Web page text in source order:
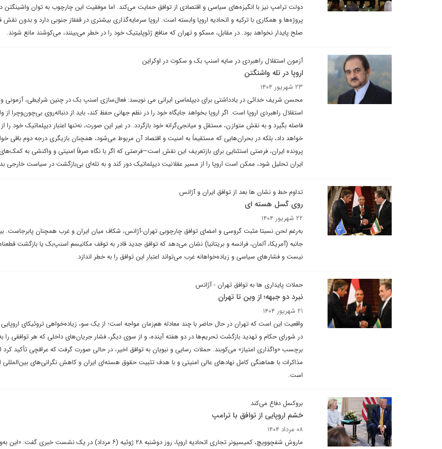
دولت ترامپ نیز با انگیزه‌های سیاسی و اقتصادی از توافق حمایت می‌کند. اما موفقیت این چارچوب به توان واشینگتن
پروژه‌ها و همکاری با ترکیه و اتحادیه اروپا وابسته است. اروپا سرمایه‌گذاری بیشتری در قفقاز جنوبی دارد و بدون نقش
صلح پایدار نخواهد بود. در مقابل، مسکو و تهران که منافع ژئوپلیتیک خود را در خطر می‌بینند، می‌کوشند مانع شوند.
آزمون استقلال راهبردی در سایه اسنپ بک و سکوت در اوکراین
اروپا در تله واشنگتن
۲۳ شهریور ۱۴۰۴
محسن شریف خدائی در یادداشتی برای دیپلماسی ایرانی می نویسد: فعال‌سازی اسنپ بک در چنین شرایطی، آزمونی
استقلال راهبردی اروپا است. اگر اروپا بخواهد جایگاه خود را در نظم جهانی حفظ کند، باید از دنباله‌روی بی‌چون‌وچرا از
فاصله بگیرد و به نقش متوازن، مستقل و میانجی‌گرانه خود بازگردد. در غیر این صورت، نه‌تنها اعتبار دیپلماتیک خود را
خواهد داد، بلکه در بحران‌هایی که مستقیماً به امنیت و اقتصاد آن مربوط می‌شود، همچنان بازیگری درجه‌ دوم باقی
پرونده ایران، فرصتی استثنایی برای بازتعریف این نقش است—فرصتی که اگر با نگاه صرفاً امنیتی و واکنشی به
ایران تحلیل شود، ممکن است اروپا را از مسیر عقلانیت دیپلماتیک دور کند و به تله‌ای بی‌بازگشت در سیاست خارجی
تداوم خط و نشان ها بعد از توافق ایران و آژانس
روی گسل هسته ای
۲۲ شهریور ۱۴۰۴
به‌رغم لحن نسبتا مثبت گروسی و امضای توافق چارچوبی تهران-آژانس، شکاف میان ایران و غرب همچنان پابرجاست.
جانبه (آمریکا، آلمان، فرانسه و بریتانیا) نشان می‌دهد که توافق جدید قادر به توقف مکانیسم اسنپ‌بک یا بازگشت
نیست و فشارهای سیاسی و زیاده‌خواهانه غرب می‌تواند اعتبار این توافق را به خطر اندازد.
حملات پایداری ها به توافق تهران - آژانس
نبرد دو جبهه؛ از وین تا تهران
۲۱ شهریور ۱۴۰۴
واقعیت این است که تهران در حال حاضر با چند معادله هم‌زمان مواجه است؛ از یک سو، زیاده‌خواهی تروئیکای اروپایی
در شورای حکام و تهدید بازگشت تحریم‌ها در دو هفته آینده، و از سوی دیگر، فشار جریان‌های داخلی که هر توافقی را
برچسب «واگذاری امتیاز» می‌کوبند. حملات رسایی و نبویان به توافق اخیر، در حالی صورت گرفت که عراقچی تأکید کرد
مذاکرات با هماهنگی کامل نهادهای عالی امنیتی و با هدف تثبیت حقوق هسته‌ای ایران و کاهش نگرانی‌های بین‌المللی
است.
بروکسل دفاع می‌کند
خشم اروپایی از توافق با ترامپ
۰۸ مرداد ۱۴۰۴
ماروش شفچوویچ، کمیسیونر تجاری اتحادیه اروپا، روز دوشنبه ۲۸ ژوئیه (۶ مرداد) در یک نشست خبری